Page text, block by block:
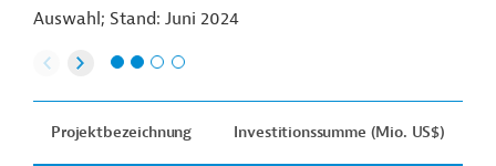
Auswahl; Stand: Juni 2024
Projektbezeichnung Investitionssumme (Mio. US$)